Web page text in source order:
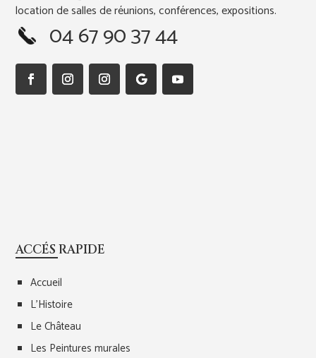
location de salles de réunions, conférences, expositions.
04 67 90 37 44
ACCÉS RAPIDE
Accueil
L’Histoire
Le Château
Les Peintures murales